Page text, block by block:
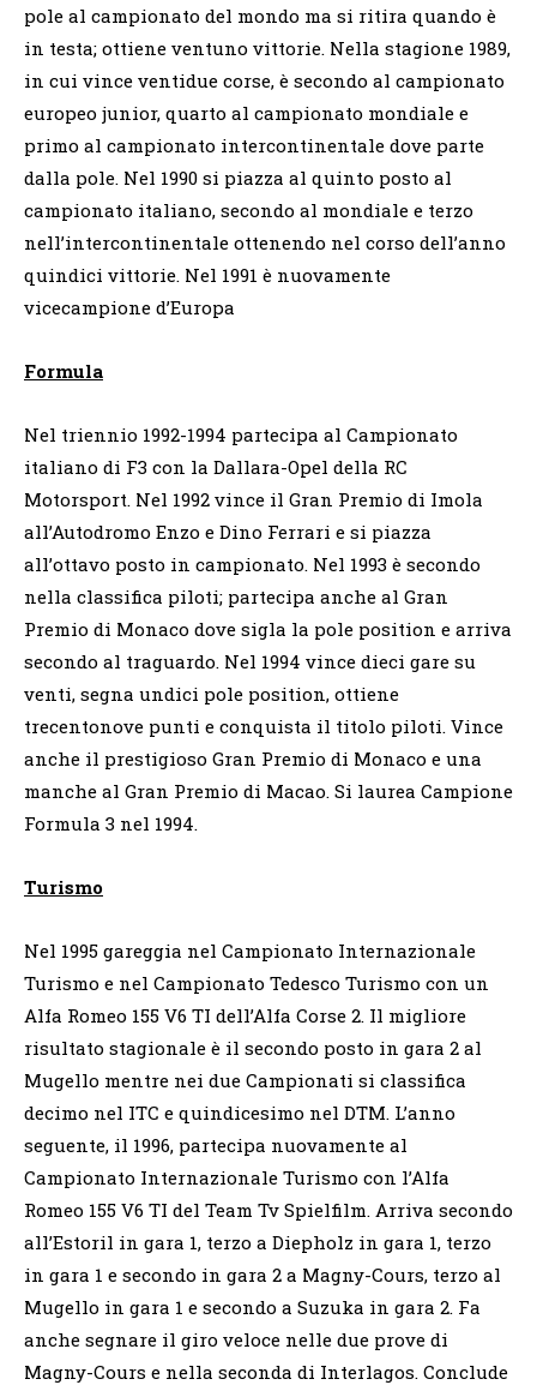
pole al campionato del mondo ma si ritira quando è
in testa; ottiene ventuno vittorie. Nella stagione 1989,
in cui vince ventidue corse, è secondo al campionato
europeo junior, quarto al campionato mondiale e
primo al campionato intercontinentale dove parte
dalla pole. Nel 1990 si piazza al quinto posto al
campionato italiano, secondo al mondiale e terzo
nell’intercontinentale ottenendo nel corso dell’anno
quindici vittorie. Nel 1991 è nuovamente
vicecampione d’Europa
Formula
Nel triennio 1992-1994 partecipa al Campionato
italiano di F3 con la Dallara-Opel della RC
Motorsport. Nel 1992 vince il Gran Premio di Imola
all’Autodromo Enzo e Dino Ferrari e si piazza
all’ottavo posto in campionato. Nel 1993 è secondo
nella classifica piloti; partecipa anche al Gran
Premio di Monaco dove sigla la pole position e arriva
secondo al traguardo. Nel 1994 vince dieci gare su
venti, segna undici pole position, ottiene
trecentonove punti e conquista il titolo piloti. Vince
anche il prestigioso Gran Premio di Monaco e una
manche al Gran Premio di Macao. Si laurea Campione
Formula 3 nel 1994.
Turismo
Nel 1995 gareggia nel Campionato Internazionale
Turismo e nel Campionato Tedesco Turismo con un
Alfa Romeo 155 V6 TI dell’Alfa Corse 2. Il migliore
risultato stagionale è il secondo posto in gara 2 al
Mugello mentre nei due Campionati si classifica
decimo nel ITC e quindicesimo nel DTM. L’anno
seguente, il 1996, partecipa nuovamente al
Campionato Internazionale Turismo con l’Alfa
Romeo 155 V6 TI del Team Tv Spielfilm. Arriva secondo
all’Estoril in gara 1, terzo a Diepholz in gara 1, terzo
in gara 1 e secondo in gara 2 a Magny-Cours, terzo al
Mugello in gara 1 e secondo a Suzuka in gara 2. Fa
anche segnare il giro veloce nelle due prove di
Magny-Cours e nella seconda di Interlagos. Conclude